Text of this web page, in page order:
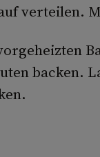
verteilen.
backen.